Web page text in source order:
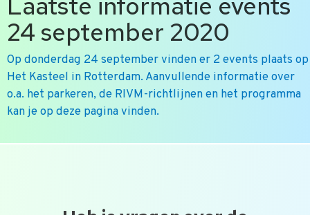
24 september 2020
Op donderdag 24 september vinden er 2 events plaats op
Het Kasteel in Rotterdam. Aanvullende informatie over
o.a. het parkeren, de RIVM-richtlijnen en het programma
kan je op deze pagina vinden.